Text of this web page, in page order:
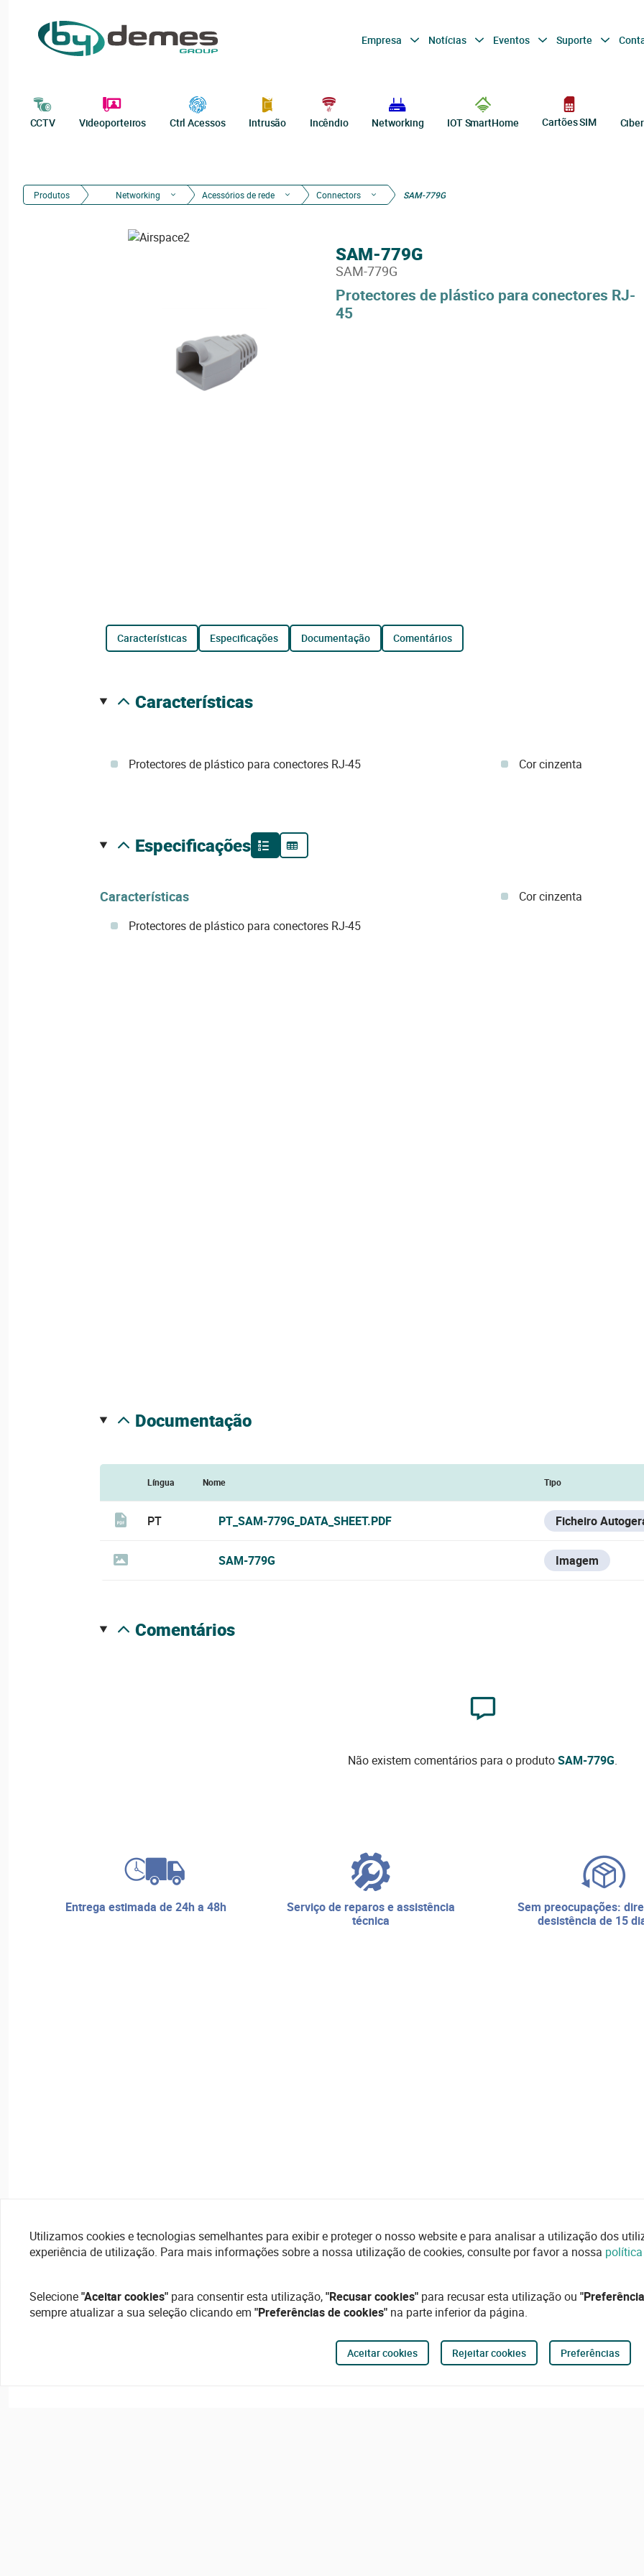
Empresa Notícias Eventos Suporte
CCTV Videoporteiros Ctrl Acessos Intrusão Incêndio Networking IOT SmartHome Cartões SIM
Produtos Networking Acessórios de rede Connectors SAM-779G
Protectores de plástico para conectores RJ-
45
SAM-779G
SAM-779G
características especificações documentação comentários
características
Protectores de plástico para conectores RJ-45 Cor cinzenta
especificações
Características
Protectores de plástico para conectores RJ-45
Cor cinzenta
documentação
Língua Nome Tipo
PT PT_SAM-779G_DATA_SHEET.PDF Ficheiro
SAM-779G Imagem
comentários
Não existem comentários para o produtoSAM-779G.
entrega estimada de 24h a 48h
serviço de reparos e assistência
técnica
sem preocupações: direito de
desistência de 15
Utilizamos cookies e tecnologias semelhantes para exibir e proteger o nosso website e para analisar a utilização dos
experiência de utilização. Para mais informações sobre a nossa utilização de cookies, consulte por favor a nossa
Selecione"Aceitar cookies" para consentir esta utilização,"Recusar cookies" para recusar esta utilização ou
sempre atualizar a sua seleção clicando em "Preferências de cookies" na parte inferior da página.
Aceitar cookies Rejeitar cookies Preferências